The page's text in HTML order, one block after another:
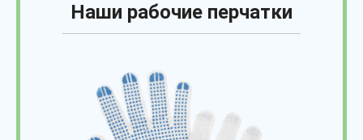
Наши рабочие перчатки